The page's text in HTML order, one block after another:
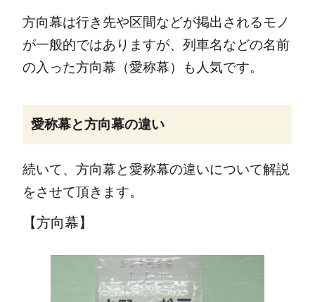
方向幕は行き先や区間などが掲出されるモノ
が一般的ではありますが、列車名などの名前
の入った方向幕（愛称幕）も人気です。
愛称幕と方向幕の違い
続いて、方向幕と愛称幕の違いについて解説
をさせて頂きます。
【方向幕】